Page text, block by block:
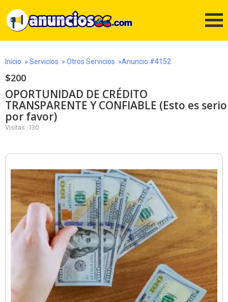
Inicio » Servicios » Otros Servicios »Anuncio #4152
$200
OPORTUNIDAD DE CRÉDITO
TRANSPARENTE Y CONFIABLE (Esto es serio
por favor)
Visitas: 130